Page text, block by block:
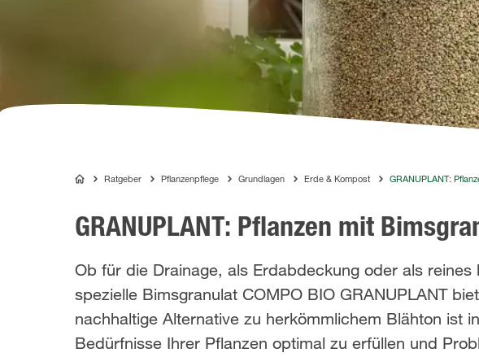
COMPORatgeber Pflanzenpflege Grundlagen Erde & Kompost GRANUPLANT:
GRANUPLANT: Pflanzen mit
Ob für die Drainage, als Erdabdeckung oder als
spezielle Bimsgranulat COMPO BIO GRANUPLANT
nachhaltige Alternative zu herkömmlichem Blähton ist
Bedürfnisse Ihrer Pflanzen optimal zu erfüllen und